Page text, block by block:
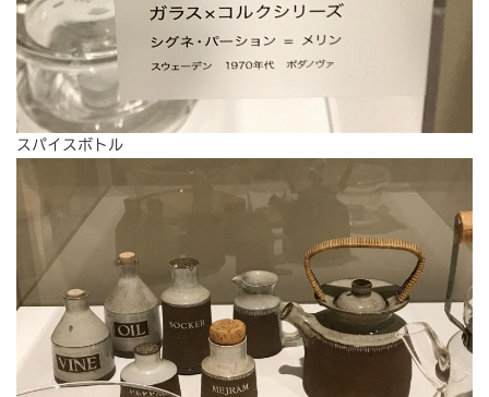
スパイスボトル